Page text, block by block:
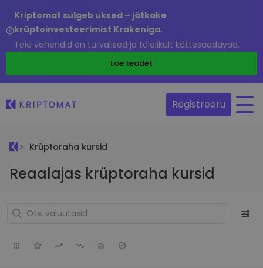
Kriptomat sulgeb uksed – jätkake
krüptoinvesteerimist Krakeniga.
Teie vahendid on turvalised ja täielikult kättesaadavad.
Loe teadet
Registreeru
Krüptoraha kursid
Reaalajas krüptoraha kursid